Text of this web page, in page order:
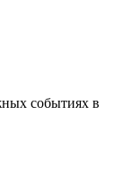
событиях в